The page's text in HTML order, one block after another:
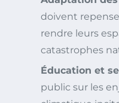
doivent
rendre leurs
catastrophes
Éducation et
public sur les